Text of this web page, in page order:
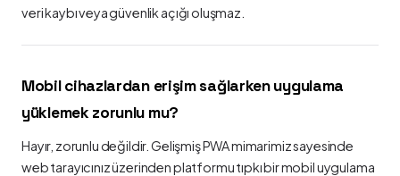
veri kaybı veya güvenlik açığı oluşmaz.
Mobil cihazlardan erişim sağlarken uygulama
yüklemek zorunlu mu?
Hayır, zorunlu değildir. Gelişmiş PWA mimarimiz sayesinde
web tarayıcınız üzerinden platformu tıpkı bir mobil uygulama